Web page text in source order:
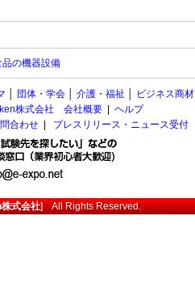
品の機器設備
団体・学会 介護・福祉
ビジネス商材
株式会社 会社概要
ヘルプ
合わせ プレスリリース・ニュース受付
式会社] All Rights Reserved.